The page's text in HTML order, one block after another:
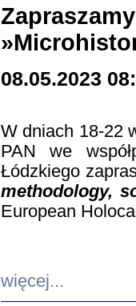
08.05.2023
W dniach 18-22
PAN we
Łódzkiego
methodology,
European
więcej...